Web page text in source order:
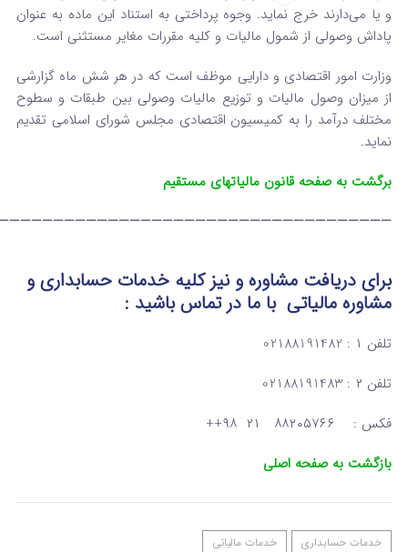
‌و یا می‌دارند خرج نماید. وجوه پرداختی به استناد این ماده به عنوان‌
پاداش وصولی از شمول ‌مالیات‌ و کلیه مقررات مغایر مستثنی است‌.
وزارت امور اقتصادی و دارایی موظف است که در هر شش ماه‌ گزارشی
از میزان وصول مالیات و توزیع مالیات وصولی بین ‌طبقات و سطوح
مختلف درآمد را به کمیسیون اقتصادی مجلس شورای اسلامی تقدیم
نماید.
برگشت به صفحه قانون مالیاتهای مستقیم
برای دریافت مشاوره و نیز کلیه خدمات حسابداری و
مشاوره مالیاتیبا ما در تماسباشید :
تلفن ۱ : 02188191482
تلفن ۲ : 02188191483
فکس : ۸۸۲۰۵۷۶۶ ۲۱ ۹۸++
بازگشت به صفحه اصلی
خدمات حسابداری
خدمات مالیاتی